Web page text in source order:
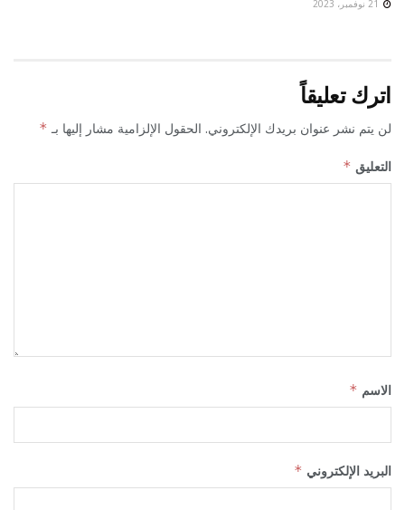
اترك تعليقاً
لن يتم نشر عنوان بريدك الإلكتروني. الحقول الإلزامية مشار إليها بـ *
التعليق *
الاسم *
البريد الإلكتروني *